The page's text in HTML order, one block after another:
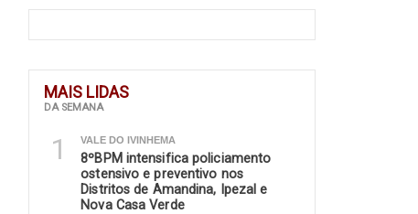
MAIS LIDAS
DA SEMANA
1 VALE DO IVINHEMA
8ºBPM intensifica policiamento
ostensivo e preventivo nos
Distritos de Amandina, Ipezal e
Nova Casa Verde